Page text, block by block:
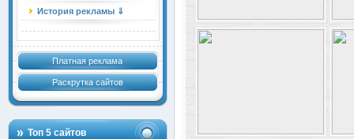
История рекламы ⇓
Платная реклама
Раскрутка сайтов
Топ 5 сайтов